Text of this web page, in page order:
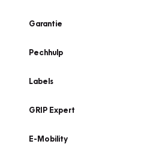
Garantie
Pechhulp
Labels
GRIP Expert
E-Mobility